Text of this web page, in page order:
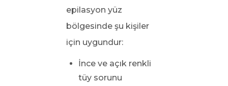
epilasyon yüz
bölgesinde şu kişiler
için uygundur:
İnce ve açık renkli
tüy sorunu